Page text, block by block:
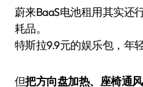
蔚来BaaS电池租用其实还
耗品。
特斯拉9.9元的娱乐包，年
但把方向盘加热、座椅通